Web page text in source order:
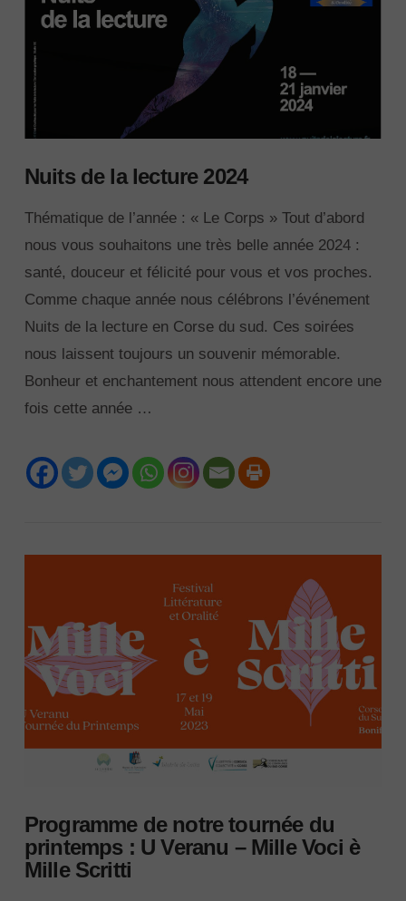
VIEW POST
Nuits de la lecture 2024
Thématique de l’année : « Le Corps » Tout d’abord
nous vous souhaitons une très belle année 2024 :
santé, douceur et félicité pour vous et vos proches.
Comme chaque année nous célébrons l’événement
Nuits de la lecture en Corse du sud. Ces soirées
nous laissent toujours un souvenir mémorable.
Bonheur et enchantement nous attendent encore une
fois cette année …
Programme de notre tournée du
printemps : U Veranu – Mille Voci è
Mille Scritti